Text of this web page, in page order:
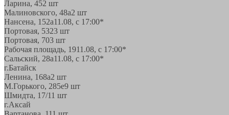
Ларина, 452 шт
Малиновского, 48а2 шт
Нансена, 152а11.08, с 17:00*
Портовая, 5323 шт
Портовая, 703 шт
Рабочая площадь, 1911.08, с 17:00*
Сальский, 28a11.08, с 17:00*
г.Батайск
Ленина, 168а2 шт
М.Горького, 285е9 шт
Шмидта, 17/11 шт
г.Аксай